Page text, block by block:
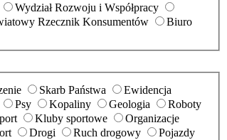
Wydział Rozwoju i Współpracy
Rzecznik Konsumentów
Biuro
Skarb Państwa
Ewidencja
Psy Kopaliny Geologia
Roboty
Kluby sportowe
Organizacje
Drogi Ruch drogowy
Pojazdy